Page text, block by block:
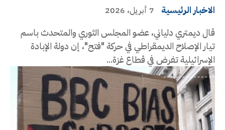
الاخبار الرئيسية 7 أبريل، 2026
قال ديمتري دلياني، عضو المجلس الثوري والمتحدث باسم
تيار الإصلاح الديمقراطي في حركة "فتح"، إن دولة الإبادة
الإسرائيلية تفرض في قطاع غزة...